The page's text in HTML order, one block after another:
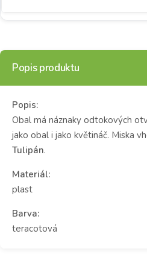
Popis produktu
Popis:
Obal má náznaky odtokových
jako obal i jako květináč. Miska
Tulipán.
Materiál:
plast
Barva:
teracotová